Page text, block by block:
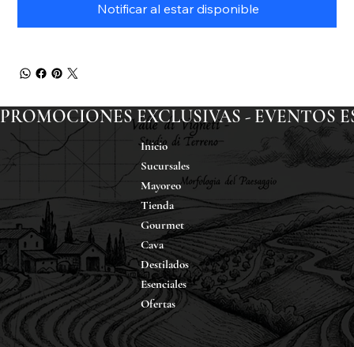
Notificar al estar disponible
PROMOCIONES EXCLUSIVAS - EVENTOS
Inicio
Sucursales
Mayoreo
Tienda
Gourmet
Cava
Destilados
Esenciales
Ofertas